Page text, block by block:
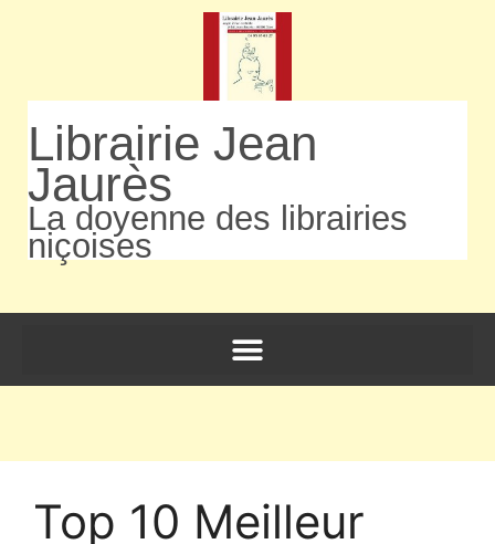
Librairie Jean
Jaurès
La doyenne des librairies
niçoises
Top 10 Meilleur